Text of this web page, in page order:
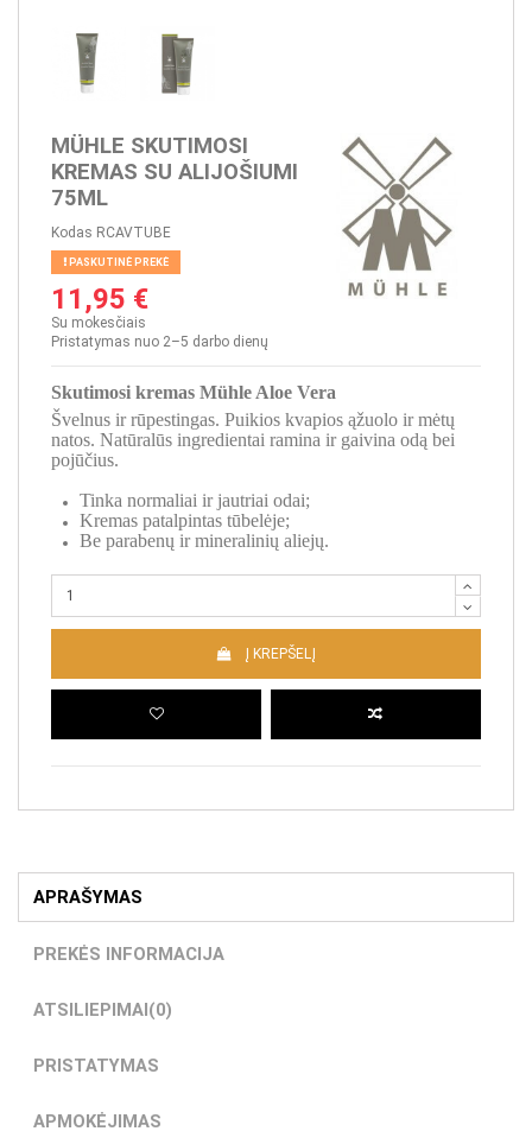
MÜHLE SKUTIMOSI
KREMAS SU ALIJOŠIUMI
75ML
Kodas RCAVTUBE
PASKUTINĖ PREKĖ
11,95 €
Su mokesčiais
Pristatymas nuo 2–5 darbo dienų
Skutimosi kremas Mühle Aloe Vera
Švelnus ir rūpestingas. Puikios kvapios ąžuolo ir mėtų
natos. Natūralūs ingredientai ramina ir gaivina odą bei
pojūčius.
Tinka normaliai ir jautriai odai;
Kremas patalpintas tūbelėje;
Be parabenų ir mineralinių aliejų.
Į KREPŠELĮ
APRAŠYMAS
PREKĖS INFORMACIJA
ATSILIEPIMAI(0)
PRISTATYMAS
APMOKĖJIMAS